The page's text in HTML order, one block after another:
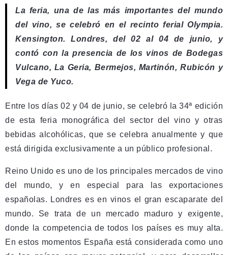
La feria, una de las más importantes del mundo
del vino, se celebró en el recinto ferial Olympia.
Kensington. Londres, del 02 al 04 de junio, y
contó con la presencia de los vinos de Bodegas
Vulcano, La Geria, Bermejos, Martinón, Rubicón y
Vega de Yuco.
Entre los días 02 y 04 de junio, se celebró la 34ª edición
de esta feria monográfica del sector del vino y otras
bebidas alcohólicas, que se celebra anualmente y que
está dirigida exclusivamente a un público profesional.
Reino Unido es uno de los principales mercados de vino
del mundo, y en especial para las exportaciones
españolas. Londres es en vinos el gran escaparate del
mundo. Se trata de un mercado maduro y exigente,
donde la competencia de todos los países es muy alta.
En estos momentos España está considerada como uno